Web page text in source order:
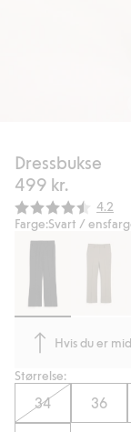
Dressbukse
499 kr.
4.2
Farge:Svart /
Hvis du er
Størrelse:
34 36